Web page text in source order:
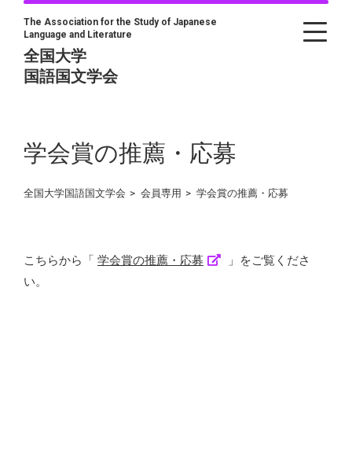
The Association for the Study of Japanese
Language and Literature
全国大学
国語国文学会
学会賞の推薦・応募
全国大学国語国文学会 > 会員専用 > 学会賞の推薦・応募
こちらから「 学会賞の推薦・応募
」をご覧くださ
い。